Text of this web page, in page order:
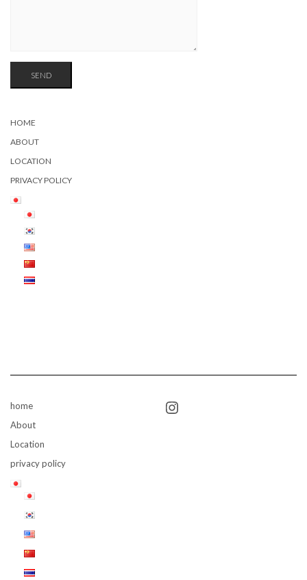
HOME
ABOUT
LOCATION
PRIVACY POLICY
home
About
Location
privacy policy
Instagram